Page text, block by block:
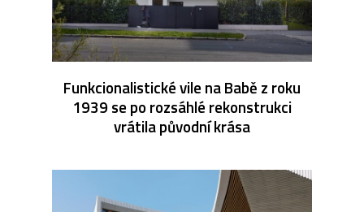
Funkcionalistické vile na Babě z roku
1939 se po rozsáhlé rekonstrukci
vrátila původní krása